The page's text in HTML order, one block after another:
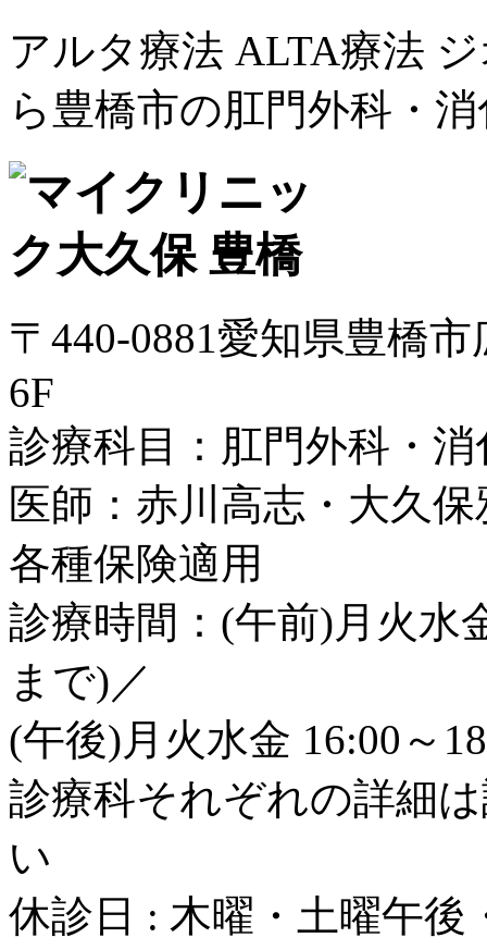
アルタ療法 ALTA療法
ら豊橋市の肛門外科・
〒440-0881愛知県豊橋
6F
診療科目：肛門外科・
医師：赤川高志・大久保
各種保険適用
診療時間：(午前)月火水
まで)／
(午後)月火水金 16:00～
診療科それぞれの詳細
い
休診日 : 木曜・土曜午後